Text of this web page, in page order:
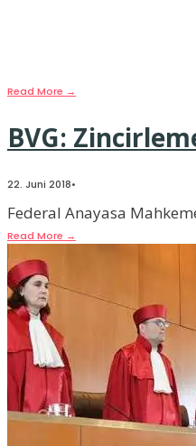
Read More →
BVG:
22. Juni 2018•
Federal Anayasa
Read More →